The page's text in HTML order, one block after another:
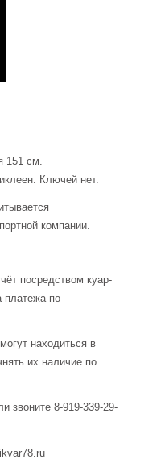
151 см.
Ключей нет.
компании.
посредством куар-
платежа по
находиться в
их наличие по
звоните 8-919-339-29-